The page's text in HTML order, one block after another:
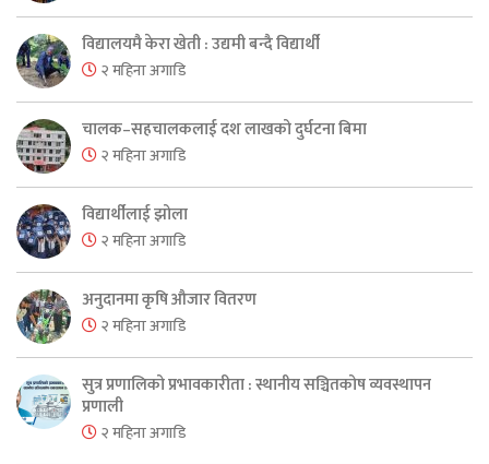
विद्यालयमै केरा खेती : उद्यमी बन्दै विद्यार्थी
२ महिना अगाडि
चालक–सहचालकलाई दश लाखको दुर्घटना बिमा
२ महिना अगाडि
विद्यार्थीलाई झोला
२ महिना अगाडि
अनुदानमा कृषि औजार वितरण
२ महिना अगाडि
सुत्र प्रणालिको प्रभावकारीता : स्थानीय सञ्चितकोष व्यवस्थापन
प्रणाली
२ महिना अगाडि